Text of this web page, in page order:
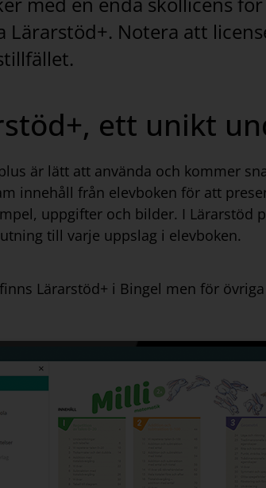
Lärarstöd+. Notera att
ett unikt
är lätt att använda och kommer
innehåll från elevboken för att
uppgifter och bilder. I
till varje uppslag i elevboken.
Lärarstöd+ i Bingel men för